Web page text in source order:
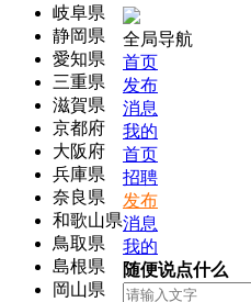
岐阜県
静岡県
愛知県
三重県
滋賀県
京都府
大阪府
兵庫県
奈良県
和歌山県
鳥取県
島根県
岡山県
全局导航
首页
发布
消息
我的
首页
招聘
发布
消息
我的
随便说点什么